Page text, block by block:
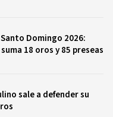
Domingo 2026:
18 oros y 85 preseas
sale a defender su